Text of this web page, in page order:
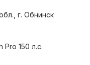
г. Обнинск
Pro 150 л.с.